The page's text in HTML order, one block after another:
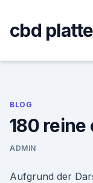
content
cbd
BLOG
180
ADMIN
Aufgrund der